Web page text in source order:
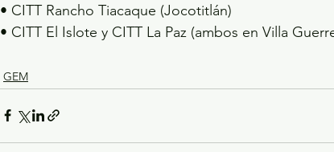
• CITT Rancho Tiacaque (Jocotitlán)
• CITT El Islote y CITT La Paz (ambos en Villa
GEM